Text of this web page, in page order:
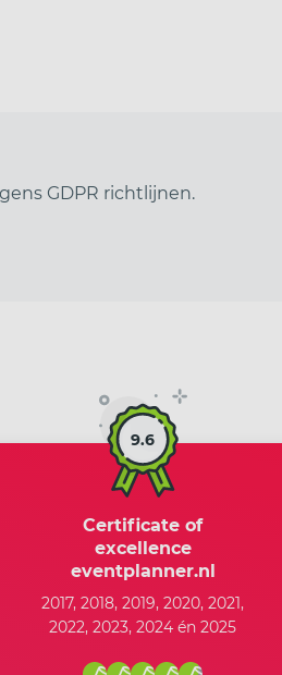
GDPR richtlijnen.
9.6
Certificate of
excellence
eventplanner.nl
2017, 2018, 2019, 2020, 2021,
2022, 2023, 2024 én 2025